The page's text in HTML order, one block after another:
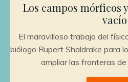
Los campos mórficos
vacío
El maravilloso trabajo del
biólogo Rupert Shaldrake para
ampliar las fronteras